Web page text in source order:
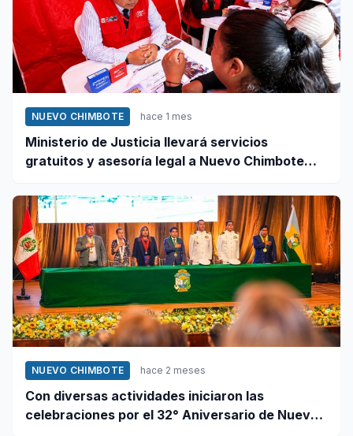
NUEVO CHIMBOTE hace 1 mes
Ministerio de Justicia llevará servicios
gratuitos y asesoría legal a Nuevo Chimbote
NUEVO CHIMBOTE hace 2 meses
Con diversas actividades iniciaron las
celebraciones por el 32° Aniversario de Nuevo